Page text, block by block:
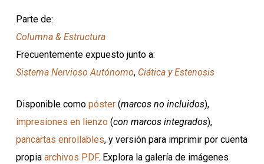
Parte de:
Columna & Estructura
Frecuentemente expuesto junto a:
Sistema Nervioso Autónomo, Ciática y Estenosis
Disponible como póster(marcos no incluidos),
impresiones en lienzo (con marcos integrados),
pancartas enrollables, y versión para imprimir por cuenta
propia archivos PDF. Explora la galería de imágenes